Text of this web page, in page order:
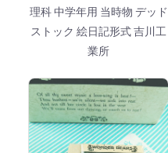
理科 中学年用 当時物 デッド
ストック 絵日記形式 吉川工
業所